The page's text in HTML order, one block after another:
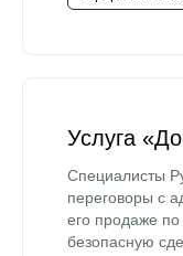
Услуга
Специалисты
переговоры с
его продаже
безопасную